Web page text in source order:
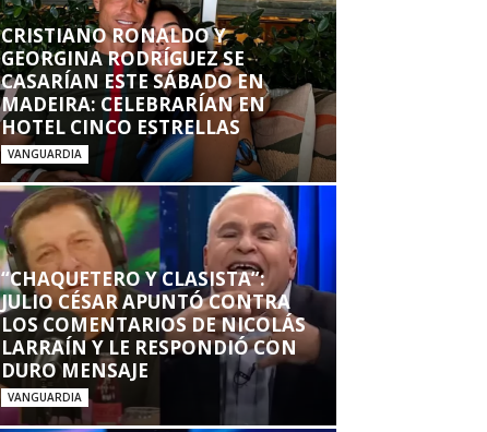
CRISTIANO RONALDO Y
GEORGINA RODRÍGUEZ SE
CASARÍAN ESTE SÁBADO EN
MADEIRA: CELEBRARÍAN EN
HOTEL CINCO ESTRELLAS
VANGUARDIA
“CHAQUETERO Y CLASISTA”:
JULIO CÉSAR APUNTÓ CONTRA
LOS COMENTARIOS DE NICOLÁS
LARRAÍN Y LE RESPONDIÓ CON
DURO MENSAJE
VANGUARDIA